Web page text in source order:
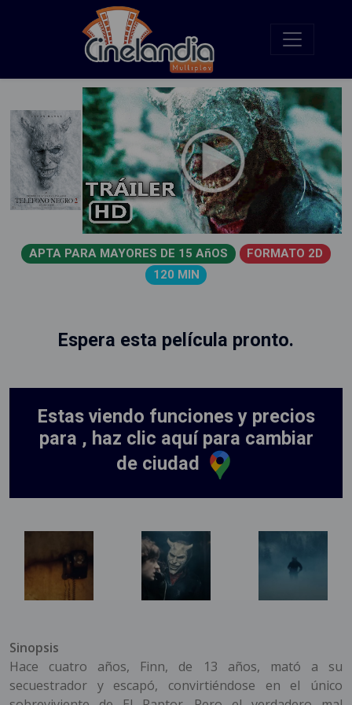
APTA PARA MAYORES DE 15 AñOS
FORMATO 2D
120 MIN
Sinopsis
Hace cuatro años, Finn, de 13 años, mató a su
secuestrador y escapó, convirtiéndose en el único
Espera esta película pronto.
Estas viendo funciones y precios
para , haz clic aquí para cambiar
de ciudad